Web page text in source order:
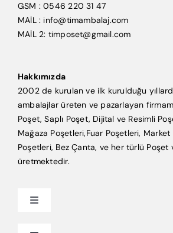
GSM : 0546 220 31 47
MAİL : info@timambalaj.com
MAİL 2: timposet@gmail.com
Hakkımızda
2002 de kurulan ve ilk kurulduğu
ambalajlar üreten ve pazarlayan
Poşet, Saplı Poşet, Dijital ve Resimli
Mağaza Poşetleri,Fuar Poşetleri,
Poşetleri, Bez Çanta, ve her türlü Poşet
üretmektedir.
Toggle